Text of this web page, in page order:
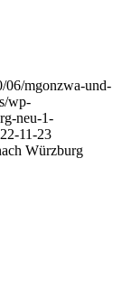
06/mgonzwa-und-
wp-
neu-1-
11-23
Würzburg